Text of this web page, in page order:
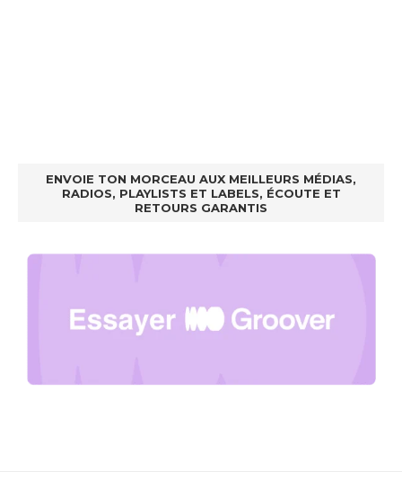
ENVOIE TON MORCEAU AUX MEILLEURS MÉDIAS,
RADIOS, PLAYLISTS ET LABELS, ÉCOUTE ET
RETOURS GARANTIS